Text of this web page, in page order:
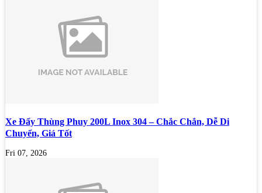
Xe Đẩy Thùng Phuy 200L Inox 304 – Chắc Chắn, Dễ Di
Chuyển, Giá Tốt
Fri 07, 2026